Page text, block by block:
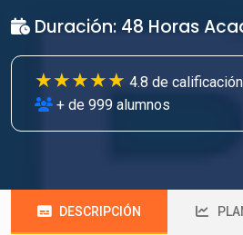
Duración: 48 Horas
★★★★★ 4.8 de calificación
+ de 999 alumnos
DESCRIPCIÓN